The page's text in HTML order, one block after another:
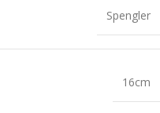
Spengler
16cm